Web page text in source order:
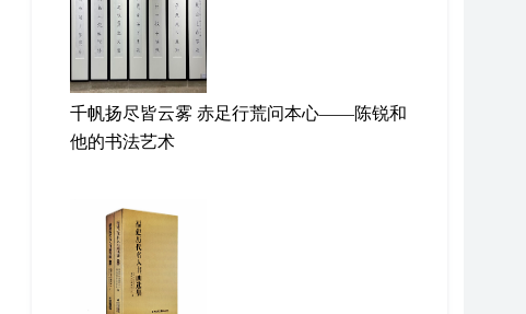
千帆扬尽皆云雾 赤足行荒问本心——陈锐和
他的书法艺术